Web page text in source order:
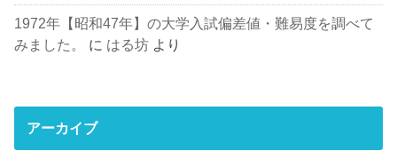
1972年【昭和47年】の大学入試偏差値・難易度を調べて
みました。
に はる坊 より
アーカイブ